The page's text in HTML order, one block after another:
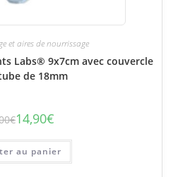
et aires de nourrissage
Labs® 9x7cm avec couvercle
de 18mm
€ Le
initial
était :
19,00€.
14,90€
Le
actuel
est :
14,90€.
au panier